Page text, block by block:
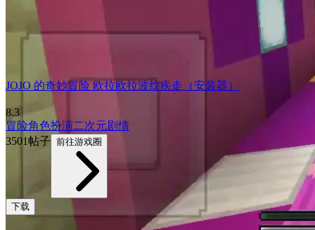
JOJO 的奇妙冒险 欧拉欧拉波纹疾走（安装器）
8.3
冒险角色扮演二次元剧情
3501帖子 前往游戏圈
下载